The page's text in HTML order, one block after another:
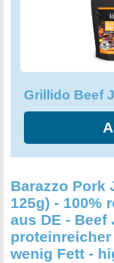
Grillido Beef
Barazzo Pork
125g) - 100%
aus DE -
wenig Fett -